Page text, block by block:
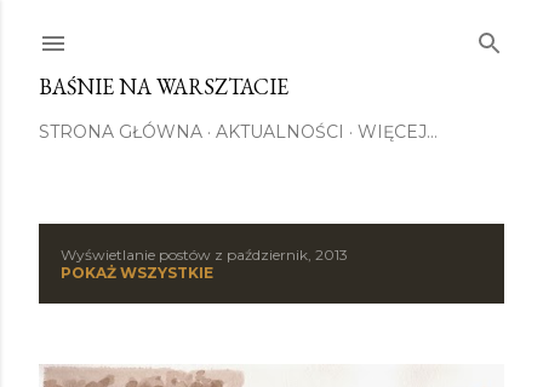
BAŚNIE NA WARSZTACIE
STRONA GŁÓWNA AKTUALNOŚCI WIĘCEJ…
s
Wyświetlanie postów z październik, 2013
POKAŻ WSZYSTKIE